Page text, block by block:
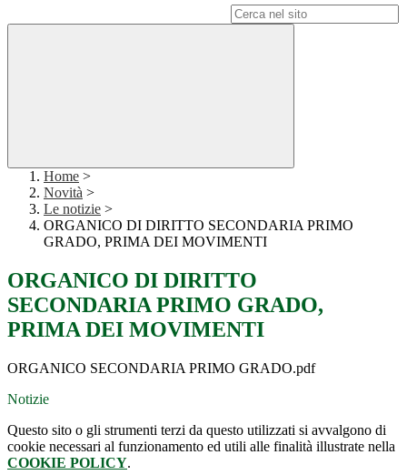
Home >
Novità >
Le notizie >
ORGANICO DI DIRITTO SECONDARIA PRIMO
GRADO, PRIMA DEI MOVIMENTI
ORGANICO DI DIRITTO
SECONDARIA PRIMO GRADO,
PRIMA DEI MOVIMENTI
ORGANICO SECONDARIA PRIMO GRADO.pdf
Notizie
Questo sito o gli strumenti terzi da questo utilizzati si avvalgono di
cookie necessari al funzionamento ed utili alle finalità illustrate nella
COOKIE POLICY.